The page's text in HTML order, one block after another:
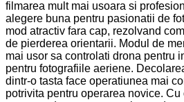
filmarea mult mai usoara si
alegere buna pentru pasionatii de
mod atractiv fara cap, rezolvand
de pierderea orientarii. Modul de
mai usor sa controlati drona pentru
pentru fotografiile aeriene.
dintr-o tasta face operatiunea mai
potrivita pentru operarea novice.